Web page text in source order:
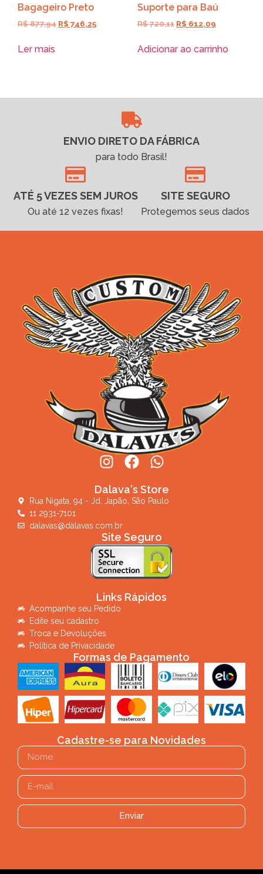
Bagageiro Preto
R$877,94 R$ 746,25
Ler mais
Suporte para Baú
R$720,11 R$ 612,09
Adicionar ao carrinho
ENVIO DIRETO DA FÁBRICA
para todo Brasil!
ATÉ 5 VEZES SEM JUROS
Ou até 12 vezes fixas!
SITE SEGURO
Protegemos seus dados
Dalava's Store
Rua Nigata, 94 - Jd. Japão, São Paulo
11 2931-7101
dalavas@dalavas.com.br
Site Seguro
Links Rápidos
Acompanhe seu Pedido
Edite seu cadastro
Troca e Devoluções
Política de Privacidade
Formas de Pagamento
Cadastre-se para Novidades
Enviar